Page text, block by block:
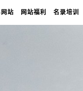
站 网站福利 名录培训